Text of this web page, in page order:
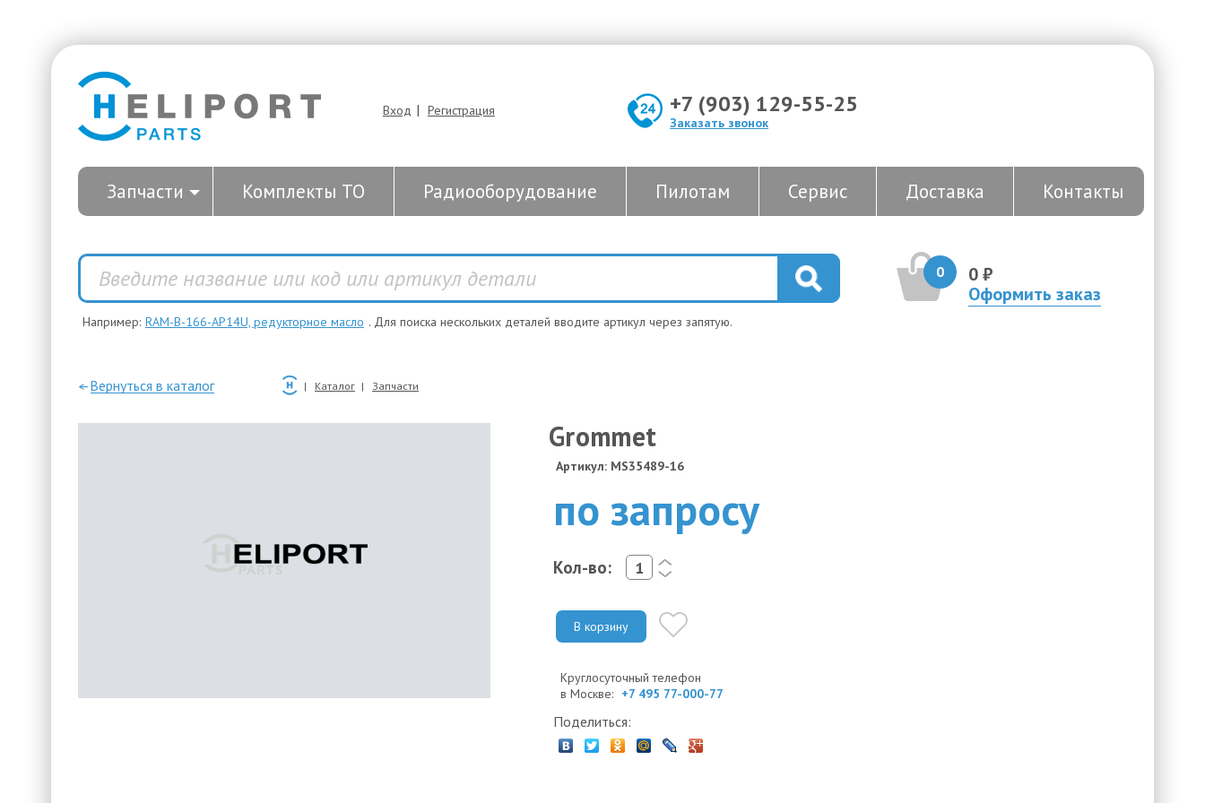
Вход | Регистрация +7 (903) 129-55-25
Заказать звонок
Запчасти Комплекты ТО Радиооборудование Пилотам Сервис Доставка Контакты
0
0 ₽
Оформить заказ
Например: RAM-B-166-AP14U, редукторное масло . Для поиска нескольких деталей вводите артикул через запятую.
—Вернуться в каталог Каталог Запчасти
Grommet
Артикул: MS35489-16
по запросу
Кол-во:
<
>
В корзину
Круглосуточный телефон
в Москве: +7 495 77-000-77
Поделиться: